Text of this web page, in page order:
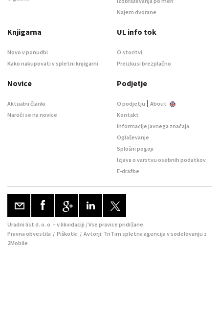
Najem dvorane
Knjigarna
Novo v ponudbi
Kako nakupovati v spletni knjigarni
UL info tok
O storitvi
Preizkusi brezplačno
Novice
Aktualni članki
Naroči se na novice
Podjetje
O podjetju | About
Kontakt
Informacije javnega značaja
Oglaševanje
Splošni pogoji
Izjava o varstvu osebnih podatkov
E-dražbe
Uradni list d. o. o. – v likvidaciji / Vse pravice pridržane.
Pravna obvestila / Piškotki / Avtorji: TriTim spletna agencija v sodelovanju z
2Mobile